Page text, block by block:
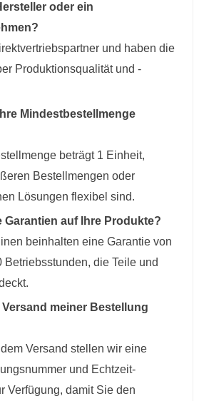
oder ein
und haben die
Produktionsqualität und -
Mindestbestellmenge
beträgt 1 Einheit,
Bestellmengen oder
Lösungen flexibel sind.
Garantien auf Ihre Produkte?
beinhalten eine Garantie von
Betriebsstunden, die Teile und
meiner Bestellung
Versand stellen wir eine
und Echtzeit-
Verfügung, damit Sie den